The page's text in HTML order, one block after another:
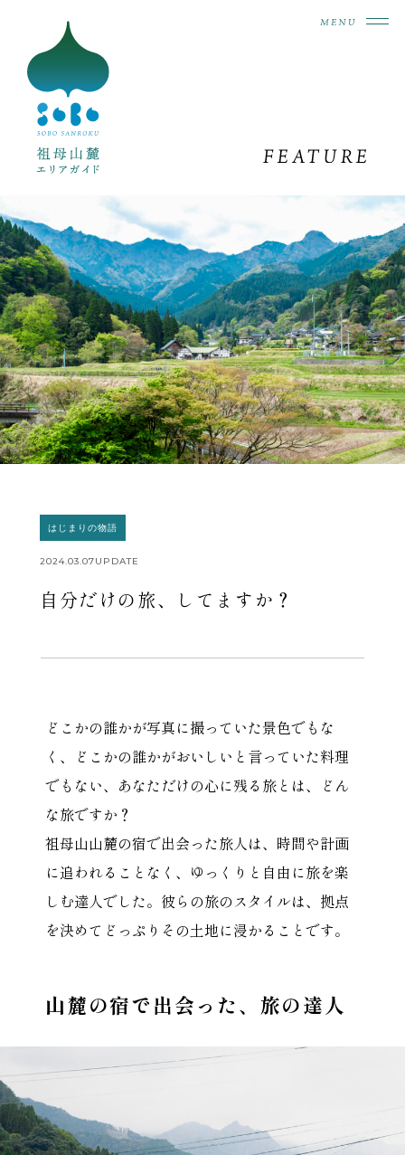
はじまりの物語
2024.03.07UPDATE
自分だけの旅、してますか？
どこかの誰かが写真に撮っていた景色でもな
く、どこかの誰かがおいしいと言っていた料理
でもない、あなただけの心に残る旅とは、どん
な旅ですか？
祖母山山麓の宿で出会った旅人は、時間や計画
に追われることなく、ゆっくりと自由に旅を楽
しむ達人でした。彼らの旅のスタイルは、拠点
を決めてどっぷりその土地に浸かることです。
山麓の宿で出会った、旅の達人